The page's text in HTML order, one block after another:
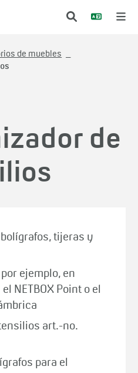
de muebles
de
tijeras y
ejemplo, en
NETBOX Point o el
art.-no.
para el